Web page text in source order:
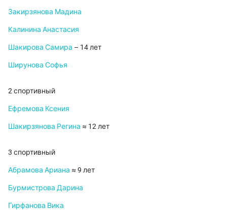
Закирзянова Мадина
Калинина Анастасия
Шакирова Самира – 14 лет
Ширунова Софья
2 спортивный
Ефремова Ксения
Шакирзянова Регина ≈ 12 лет
3 спортивный
Абрамова Ариана ≈ 9 лет
Бурмистрова Дарина
Гирфанова Вика